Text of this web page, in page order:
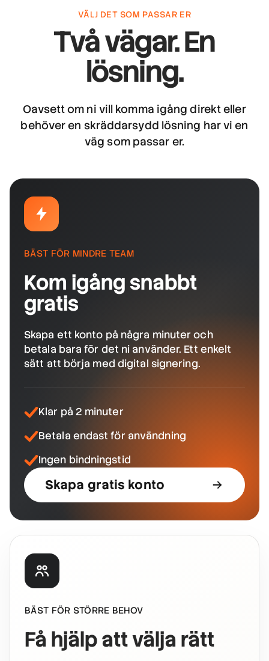
VÄLJ DET SOM PASSAR ER
Två vägar. En
lösning.
Oavsett om ni vill komma igång direkt eller
behöver en skräddarsydd lösning har vi en
väg som passar er.
BÄST FÖR MINDRE TEAM
Kom igång snabbt
gratis
Skapa ett konto på några minuter och
betala bara för det ni använder. Ett enkelt
sätt att börja med digital signering.
Klar på 2 minuter
Betala endast för användning
Ingen bindningstid
Skapa gratis konto
BÄST FÖR STÖRRE BEHOV
Få hjälp att välja rätt